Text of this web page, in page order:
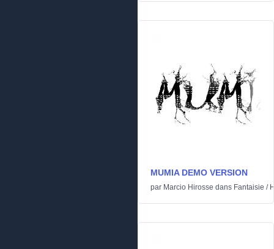
MUMIA DEMO VERSION
par Marcio Hirosse dans Fantaisie /